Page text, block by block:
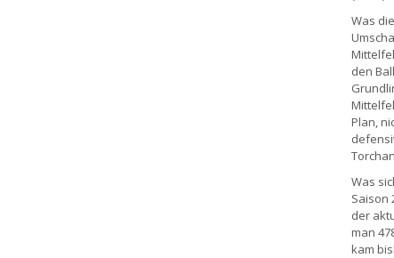
Was
den
Plan,
Was
Saison
der
man
kam